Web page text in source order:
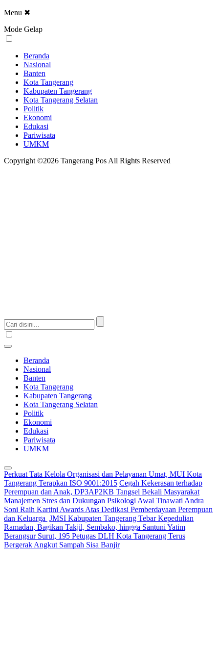
Menu ✖
Mode Gelap
Beranda
Nasional
Banten
Kota Tangerang
Kabupaten Tangerang
Kota Tangerang Selatan
Politik
Ekonomi
Edukasi
Pariwisata
UMKM
Copyright ©2026 Tangerang Pos All Rights Reserved
Beranda
Nasional
Banten
Kota Tangerang
Kabupaten Tangerang
Kota Tangerang Selatan
Politik
Ekonomi
Edukasi
Pariwisata
UMKM
Perkuat Tata Kelola Organisasi dan Pelayanan Umat, MUI Kota
Tangerang Terapkan ISO 9001:2015 Cegah Kekerasan terhadap
Perempuan dan Anak, DP3AP2KB Tangsel Bekali Masyarakat
Manajemen Stres dan Dukungan Psikologi Awal Tinawati Andra
Soni Raih Kartini Awards Atas Dedikasi Pemberdayaan Perempuan
dan Keluarga JMSI Kabupaten Tangerang Tebar Kepedulian
Ramadan, Bagikan Takjil, Sembako, hingga Santuni Yatim
Berangsur Surut, 195 Petugas DLH Kota Tangerang Terus
Bergerak Angkut Sampah Sisa Banjir